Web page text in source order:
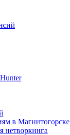
в Магнитогорске
нетворкинга